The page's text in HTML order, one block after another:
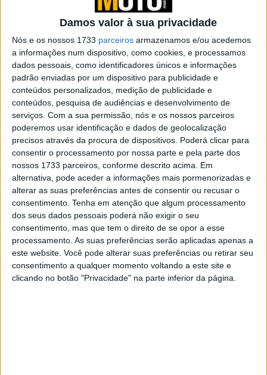
Damos valor à sua privacidade
Nós e os nossos 1733 parceiros armazenamos e/ou acedemos
a informações num dispositivo, como cookies, e processamos
dados pessoais, como identificadores únicos e informações
padrão enviadas por um dispositivo para publicidade e
conteúdos personalizados, medição de publicidade e
conteúdos, pesquisa de audiências e desenvolvimento de
serviços. Com a sua permissão, nós e os nossos parceiros
poderemos usar identificação e dados de geolocalização
precisos através da procura de dispositivos. Poderá clicar para
consentir o processamento por nossa parte e pela parte dos
nossos 1733 parceiros, conforme descrito acima. Em
alternativa, pode aceder a informações mais pormenorizadas e
alterar as suas preferências antes de consentir ou recusar o
consentimento. Tenha em atenção que algum processamento
dos seus dados pessoais poderá não exigir o seu
consentimento, mas que tem o direito de se opor a esse
processamento. As suas preferências serão aplicadas apenas a
este website. Você pode alterar suas preferências ou retirar seu
consentimento a qualquer momento voltando a este site e
clicando no botão "Privacidade" na parte inferior da página.
as conquistas alcançadas pela marca de Borgo Panigale
Durante o evento, destacaram-se os excelentes
resultados do primeiro ano de operações da
Ducati
Espanha e Portugal, desde 1 de janeiro de 2024 quando
começou a ser comercializada e distribuída sob a égide
da Audi, inserida no Grupo Volkswagen Espanha
Distribuição.
Este marco marcou um passo importante para a marca
na sua expansão e fortalecimento na Península Ibérica,
que resultou num aumento de 10% nas vendas , sendo
um dos mercados que mais cresceu no mundo. Na
mesma linha, Portugal estabeleceu o recorde histórico de
vendas num ano e foram alcançados novos recordes em
termos de qualidade e satisfação dos clientes.
Artigos relacionados